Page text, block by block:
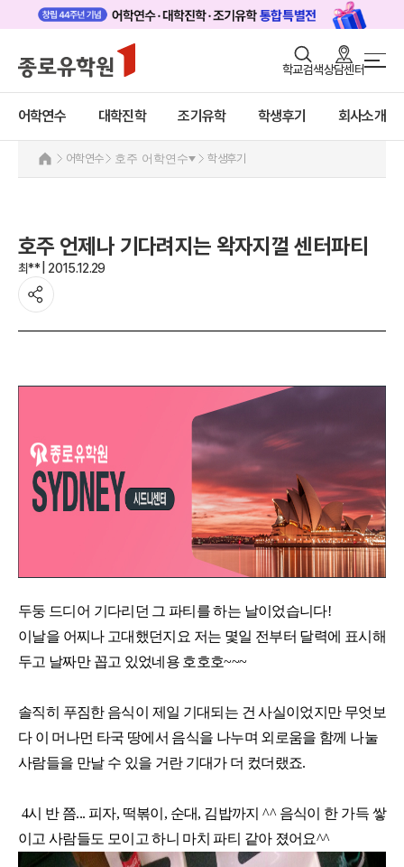
학교검색상담센터
어학연수 대학진학 조기유학 학생후기 회사소개
로그인 회원가입
어학연수
대학진학
조기/캠프
고객서비스
유학가이드
미국
캐나다
영국
호주
과정소개
프로그램
뉴질랜드
어학연수 정보
어학연수 호주 어학연수 학생후기
호주 언제나 기다려지는 왁자지껄 센터파티
최** | 2015.12.29
두둥 드디어 기다리던 그 파티를 하는 날이었습니다!
이날을 어찌나 고대했던지요 저는 몇일 전부터 달력에 표시해
두고 날짜만 꼽고 있었네용 호호호~~~
솔직히 푸짐한 음식이 제일 기대되는 건 사실이었지만 무엇보
다 이 머나먼 타국 땅에서 음식을 나누며 외로움을 함께 나눌
사람들을 만날 수 있을 거란 기대가 더 컸더랬죠.
4시 반 쯤... 피자, 떡볶이, 순대, 김밥까지 ^^ 음식이 한 가득 쌓
이고 사람들도 모이고 하니 마치 파티 같아 졌어요^^